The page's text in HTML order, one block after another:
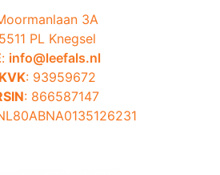
3A
5511 PL Knegsel
: info@leefals.nl
KVK: 93959672
: 866587147